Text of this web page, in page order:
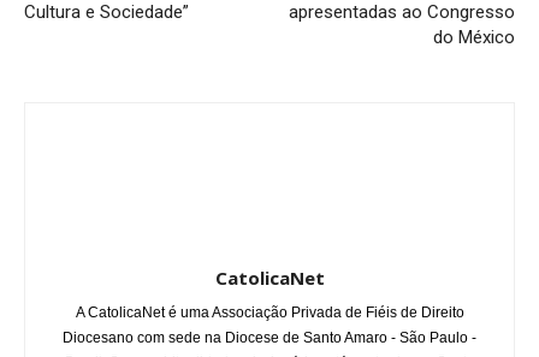
Cultura e Sociedade”
apresentadas ao Congresso
do México
CatolicaNet
A CatolicaNet é uma Associação Privada de Fiéis de Direito
Diocesano com sede na Diocese de Santo Amaro - São Paulo -